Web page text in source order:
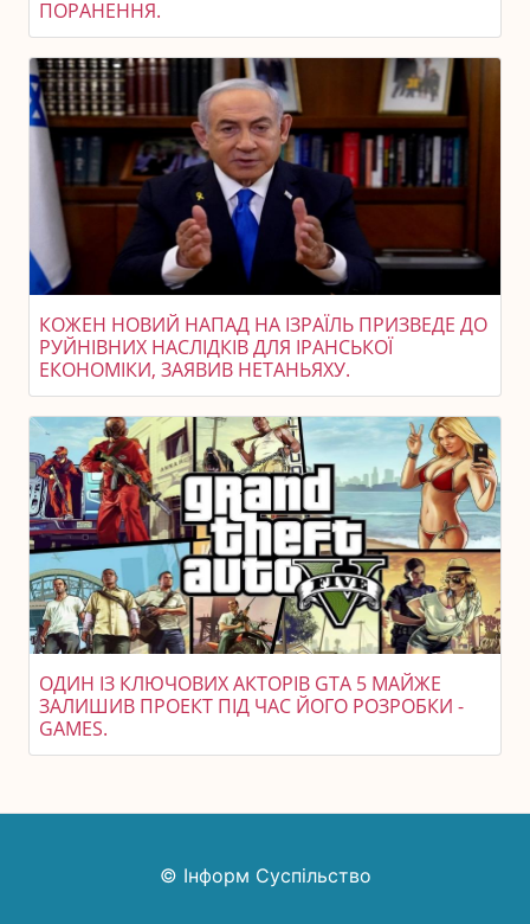
ПОРАНЕННЯ.
КОЖЕН НОВИЙ НАПАД НА ІЗРАЇЛЬ ПРИЗВЕДЕ ДО
РУЙНІВНИХ НАСЛІДКІВ ДЛЯ ІРАНСЬКОЇ
ЕКОНОМІКИ, ЗАЯВИВ НЕТАНЬЯХУ.
ОДИН ІЗ КЛЮЧОВИХ АКТОРІВ GTA 5 МАЙЖЕ
ЗАЛИШИВ ПРОЕКТ ПІД ЧАС ЙОГО РОЗРОБКИ -
GAMES.
© Інформ Суспільство